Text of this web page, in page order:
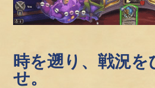
時を遡り、戦況を
せ。